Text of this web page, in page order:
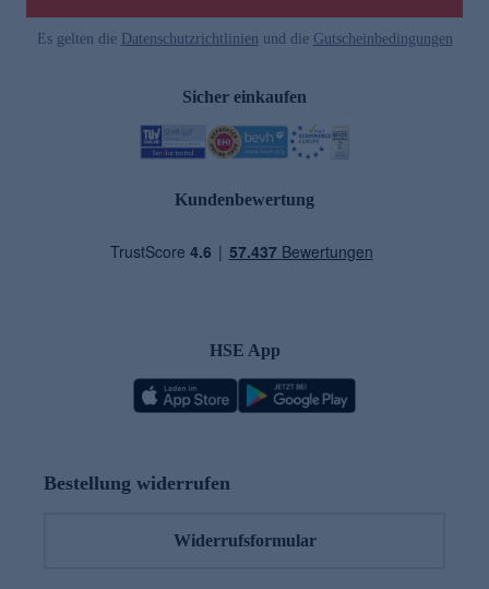
Es gelten die Datenschutzrichtlinien und die Gutscheinbedingungen
Sicher einkaufen
Kundenbewertung
HSE App
Bestellung widerrufen
Widerrufsformular